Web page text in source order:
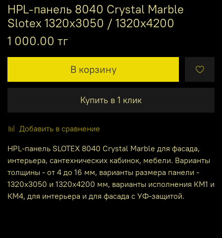
HPL-панель 8040 Crystal Marble
Slotex 1320х3050 / 1320х4200
1 000.00 тг
В корзину
Купить в 1 клик
Добавить в сравнение
HPL-панель SLOTEX 8040 Crystal Marble для фасада,
интерьера, сантехнических кабинок, мебели. Варианты
толщины - от 4 до 16 мм, варианты размера панели -
1320х3050 и 1320х4200 мм, варианты исполнения КМ1 и
КМ4, для интерьера и для фасада с УФ-защитой.